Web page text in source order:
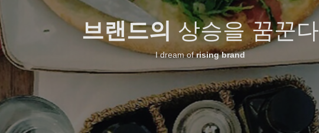
브랜드의 상승을 꿈꾼다
I dream ofrising brand